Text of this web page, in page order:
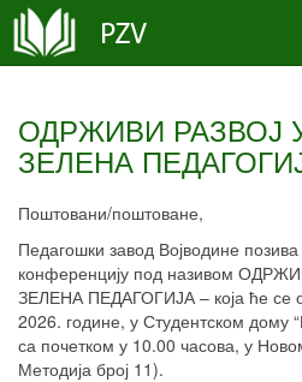
ОДРЖИВИ РАЗВОЈ
ЗЕЛЕНА
Поштовани/поштоване,
Педагошки завод Војводине
конференцију под називом
ЗЕЛЕНА ПЕДАГОГИЈА – која ће се
2026. године, у Студентском дому
са почетком у 10.00 часова, у
Методија број 11).